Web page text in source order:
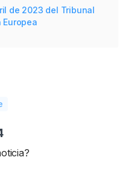
de 2023 del Tribunal